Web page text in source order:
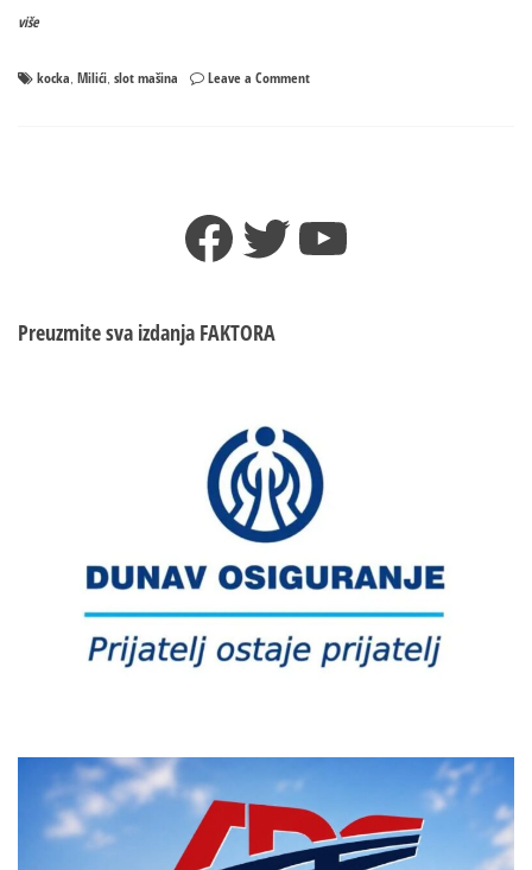
više
kocka, Milići, slot mašina Leave a Commenton
igre
na
Facebook
TwitterYouTube
Preuzmite sva izdanja FAKTORA